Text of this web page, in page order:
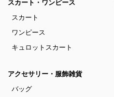
スカート・ワンピース
スカート
ワンピース
キュロットスカート
アクセサリー・服飾雑貨
バッグ